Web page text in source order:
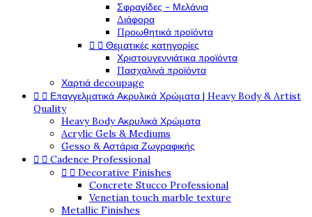
Σφραγίδες - Μελάνια
Διάφορα
Προωθητικά προϊόντα
  Θεματικές κατηγορίες
Χριστουγεννιάτικα προϊόντα
Πασχαλινά προϊόντα
Χαρτιά decoupage
  Επαγγελματικά Ακρυλικά Χρώματα | Heavy Body & Artist
Quality
Heavy Body Ακρυλικά Χρώματα
Acrylic Gels & Mediums
Gesso & Αστάρια Ζωγραφικής
  Cadence Professional
  Decorative Finishes
Concrete Stucco Professional
Venetian touch marble texture
Metallic Finishes